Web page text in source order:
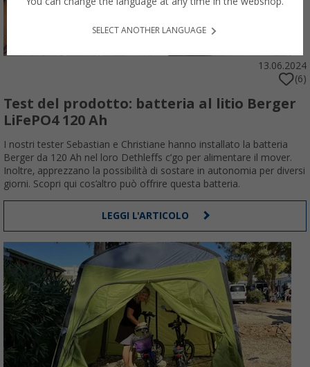
13.06.2024
(6)
Test del prodotto: batteria al litio Berger
LiFePO4 120 Ah
I nostri tester Sebastian e Christiane hanno installato la batteria
Berger da 120 Ah nel loro Dethleffs c’go per alimentare il mover.
Inoltre, apprezzano la possibilità di sostare in autonomia per diversi
giorni. Scopri qui cos’altro può offrire questa batteria.
LEGGI L'ARTICOLO
SELECT ANOTHER LANGUAGE